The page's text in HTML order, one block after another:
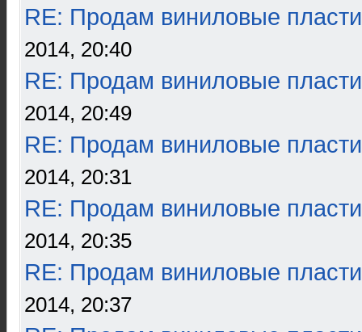
RE: Продам виниловые
2014, 20:40
RE: Продам виниловые
2014, 20:49
RE: Продам виниловые
2014, 20:31
RE: Продам виниловые
2014, 20:35
RE: Продам виниловые
2014, 20:37